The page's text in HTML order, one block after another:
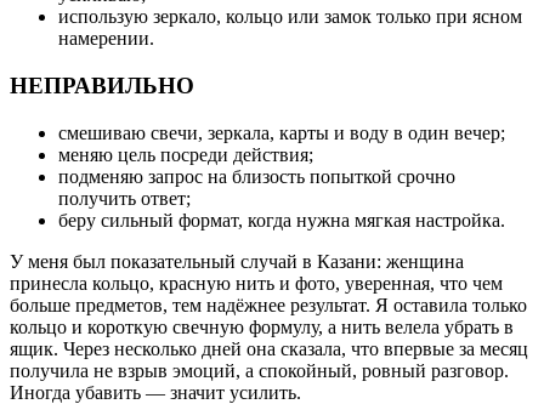
использую зеркало, кольцо или замок только при ясном
намерении.
НЕПРАВИЛЬНО
смешиваю свечи, зеркала, карты и воду в один вечер;
меняю цель посреди действия;
подменяю запрос на близость попыткой срочно
получить ответ;
беру сильный формат, когда нужна мягкая настройка.
У меня был показательный случай в Казани: женщина
принесла кольцо, красную нить и фото, уверенная, что чем
больше предметов, тем надёжнее результат. Я оставила только
кольцо и короткую свечную формулу, а нить велела убрать в
ящик. Через несколько дней она сказала, что впервые за месяц
получила не взрыв эмоций, а спокойный, ровный разговор.
Иногда убавить — значит усилить.